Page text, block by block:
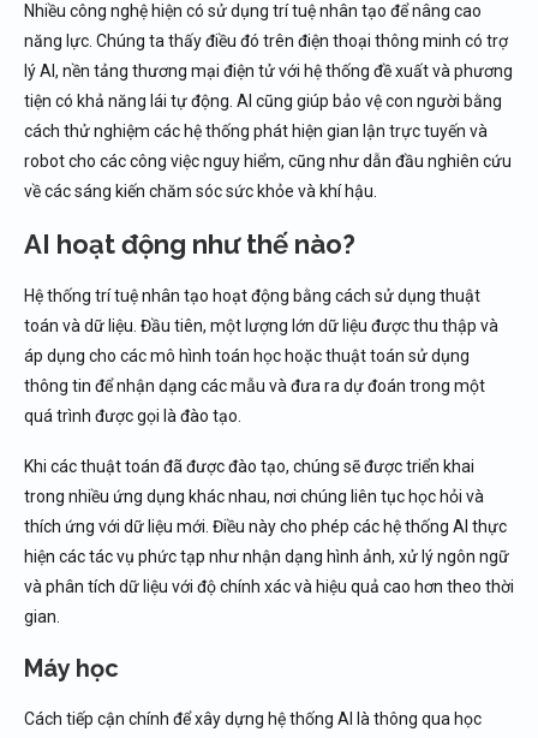
Nhiều công nghệ hiện có sử dụng trí tuệ nhân tạo để nâng cao
năng lực. Chúng ta thấy điều đó trên điện thoại thông minh có trợ
lý AI, nền tảng thương mại điện tử với hệ thống đề xuất và phương
tiện có khả năng lái tự động. AI cũng giúp bảo vệ con người bằng
cách thử nghiệm các hệ thống phát hiện gian lận trực tuyến và
robot cho các công việc nguy hiểm, cũng như dẫn đầu nghiên cứu
về các sáng kiến ​​chăm sóc sức khỏe và khí hậu.
AI hoạt động như thế nào?
Hệ thống trí tuệ nhân tạo hoạt động bằng cách sử dụng thuật
toán và dữ liệu. Đầu tiên, một lượng lớn dữ liệu được thu thập và
áp dụng cho các mô hình toán học hoặc thuật toán sử dụng
thông tin để nhận dạng các mẫu và đưa ra dự đoán trong một
quá trình được gọi là đào tạo.
Khi các thuật toán đã được đào tạo, chúng sẽ được triển khai
trong nhiều ứng dụng khác nhau, nơi chúng liên tục học hỏi và
thích ứng với dữ liệu mới. Điều này cho phép các hệ thống AI thực
hiện các tác vụ phức tạp như nhận dạng hình ảnh, xử lý ngôn ngữ
và phân tích dữ liệu với độ chính xác và hiệu quả cao hơn theo thời
gian.
Máy học
Cách tiếp cận chính để xây dựng hệ thống AI là thông qua học